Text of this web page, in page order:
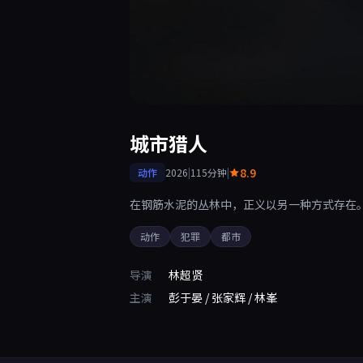
城市猎人
动作 2026|115分钟|
8.9
在钢筋水泥的丛林中，正义以另一种方式存在
动作 犯罪 都市
导演
林超贤
主演
彭于晏 / 张家辉 / 林峯